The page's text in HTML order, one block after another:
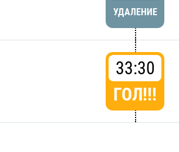
УДАЛЕНИЕ
33:30
ГОЛ!!!